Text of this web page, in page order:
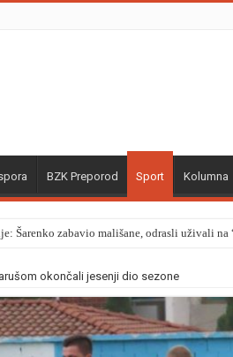
BZK Preporod Sport Kolumna
Šarenko zabavio mališane, odrasli uživali
okončali jesenji dio sezone